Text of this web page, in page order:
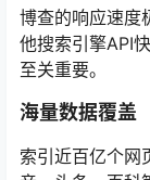
博查的响应速度
他搜索引擎API
至关重要。
海量数据覆盖
索引近百亿个网